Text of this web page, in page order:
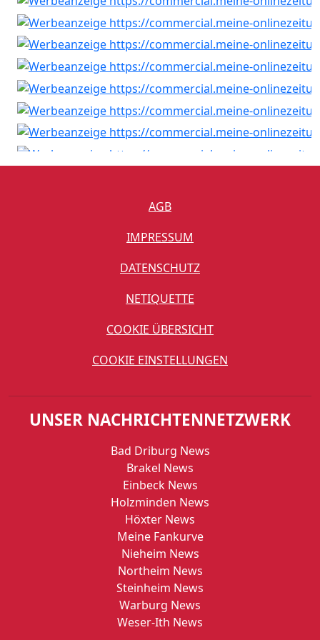
AGB
IMPRESSUM
DATENSCHUTZ
NETIQUETTE
COOKIE ÜBERSICHT
COOKIE EINSTELLUNGEN
UNSER NACHRICHTENNETZWERK
Bad Driburg News
Brakel News
Einbeck News
Holzminden News
Höxter News
Meine Fankurve
Nieheim News
Northeim News
Steinheim News
Warburg News
Weser-Ith News